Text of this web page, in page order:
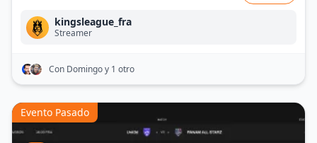
kingsleague_fra
Streamer
Con Domingoy 1 otro
Evento Pasado